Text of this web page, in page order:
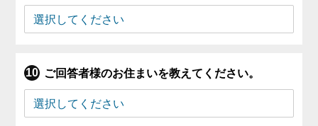
ご回答者様のお住まいを教えてください。